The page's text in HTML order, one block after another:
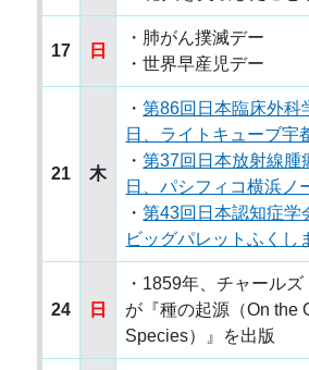
17 日
・肺がん撲滅デー
・世界早産児デー
21 木
・第86回日本臨床外科
日、ライトキューブ宇
・第37回日本放射線腫
日、パシフィコ横浜ノ
・第43回日本認知症学
ビッグパレットふくし
24 日
・1859年、チャール
が『種の起源（On the
Species）』を出版